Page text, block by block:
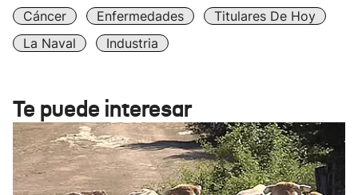
Cáncer
Enfermedades
Titulares De Hoy
La Naval
Industria
Te puede interesar